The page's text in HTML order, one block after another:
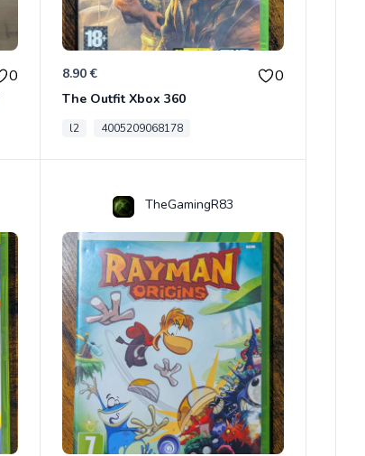
0 8.90 € 0
The Outfit Xbox 360
l2 4005209068178
TheGamingR83